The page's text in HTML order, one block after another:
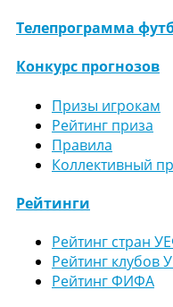
Телепрограмма
Конкурс прогнозов
Призы игрокам
Рейтинг приза
Правила
Коллективный
Рейтинги
Рейтинг стран
Рейтинг клубов
Рейтинг ФИФА